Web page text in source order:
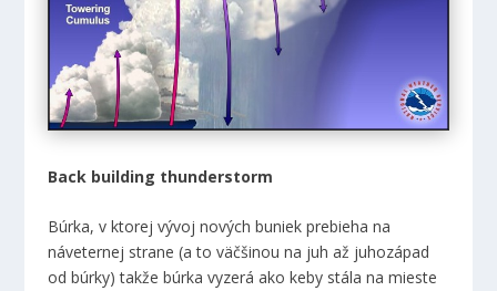
Back building thunderstorm
Búrka, v ktorej vývoj nových buniek prebieha na
náveternej strane (a to väčšinou na juh až juhozápad
od búrky) takže búrka vyzerá ako keby stála na mieste